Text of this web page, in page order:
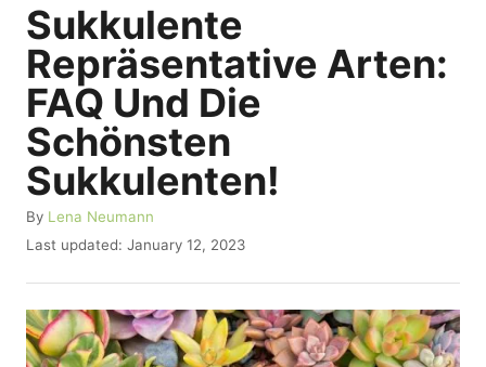
Sukkulente
Repräsentative Arten:
FAQ Und Die
Schönsten
Sukkulenten!
By A
u
h
o
r
Lena Neumann
P
s
t
e
d
Last updated: January 12, 2023